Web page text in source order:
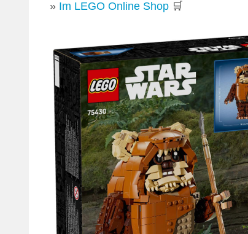
Im LEGO Online Shop 🛒